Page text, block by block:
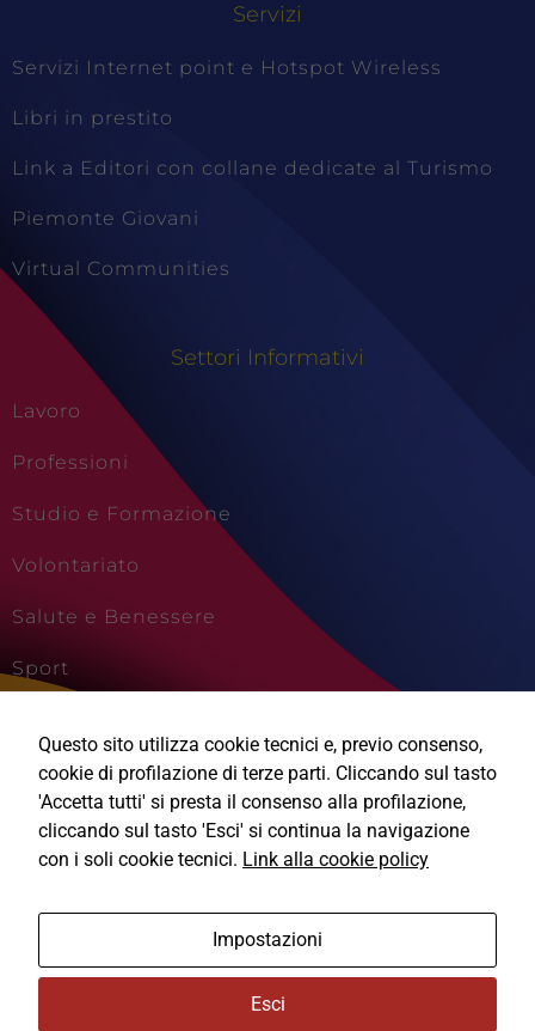
Servizi
Servizi Internet point e Hotspot Wireless
Libri in prestito
Link a Editori con collane dedicate al Turismo
Piemonte Giovani
Virtual Communities
Settori Informativi
Lavoro
Professioni
Studio e Formazione
Volontariato
Salute e Benessere
Sport
Viaggi e Vacanze
Ⓒ2026, Technical Design s.r.l.
Informativa Privacy
Questo sito utilizza cookie tecnici e, previo consenso,
cookie di profilazione di terze parti. Cliccando sul tasto
'Accetta tutti' si presta il consenso alla profilazione,
cliccando sul tasto 'Esci' si continua la navigazione
con i soli cookie tecnici. Link alla cookie policy
Impostazioni
Esci